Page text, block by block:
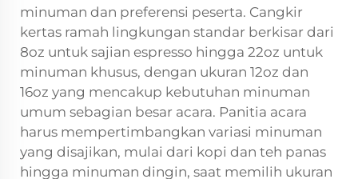
minuman dan preferensi peserta. Cangkir
kertas ramah lingkungan standar berkisar dari
8oz untuk sajian espresso hingga 22oz untuk
minuman khusus, dengan ukuran 12oz dan
16oz yang mencakup kebutuhan minuman
umum sebagian besar acara. Panitia acara
harus mempertimbangkan variasi minuman
yang disajikan, mulai dari kopi dan teh panas
hingga minuman dingin, saat memilih ukuran